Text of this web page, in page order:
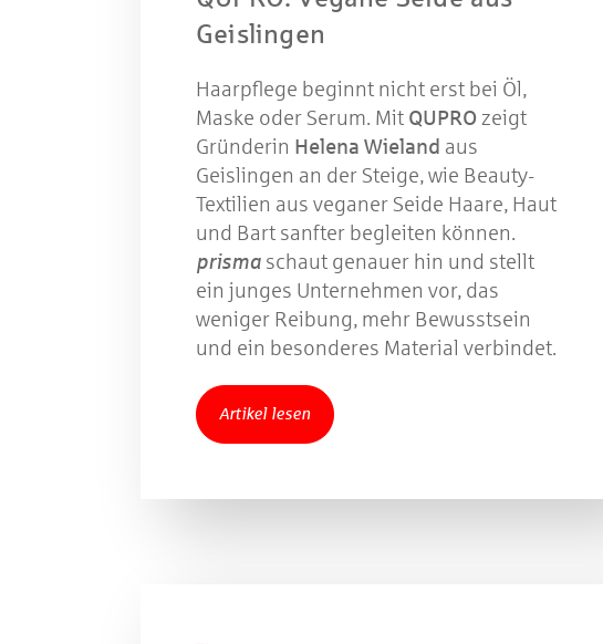
Geislingen
Haarpflege beginnt nicht erst bei Öl,
Maske oder Serum. Mit QUPRO zeigt
Gründerin Helena Wieland aus
Geislingen an der Steige, wie Beauty-
Textilien aus veganer Seide Haare, Haut
und Bart sanfter begleiten können.
prisma schaut genauer hin und stellt
ein junges Unternehmen vor, das
weniger Reibung, mehr Bewusstsein
und ein besonderes Material verbindet.
Artikel lesen
Welches
Gewinnspiel geschlossen